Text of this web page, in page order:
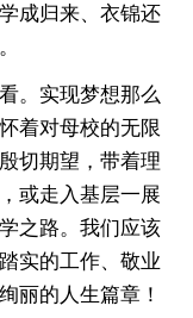
成归来、衣锦还
。实现梦想那么
着对母校的无限
切期望，带着理
或走入基层一展
之路。我们应该
实的工作、敬业
丽的人生篇章！